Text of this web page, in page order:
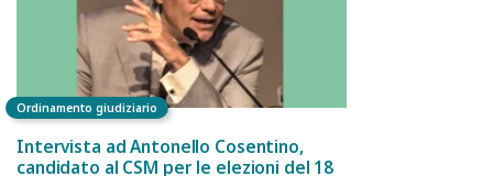
Ordinamento giudiziario
Intervista ad Antonello Cosentino,
candidato al CSM per le elezioni del 18